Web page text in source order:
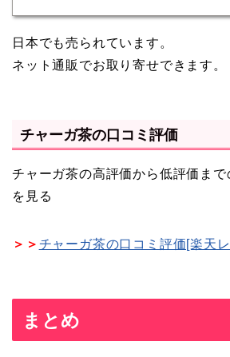
日本でも売られています。
ネット通販でお取り寄せできます。
チャーガ茶の口コミ評価
チャーガ茶の高評価から低評価ま
を見る
＞＞ チャーガ茶の口コミ評価[楽天
まとめ